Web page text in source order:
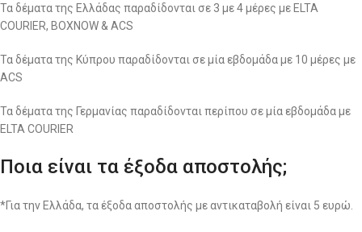
Τα δέματα της Ελλάδας παραδίδονται σε 3 με 4 μέρες με ELTA
COURIER, BOXNOW & ACS
Τα δέματα της Κύπρου παραδίδονται σε μία εβδομάδα με 10 μέρες με
ACS
Τα δέματα της Γερμανίας παραδίδονται περίπου σε μία εβδομάδα με
ELTA COURIER
Ποια είναι τα έξοδα αποστολής;
*Για την Ελλάδα, τα έξοδα αποστολής με αντικαταβολή είναι 5 ευρώ.